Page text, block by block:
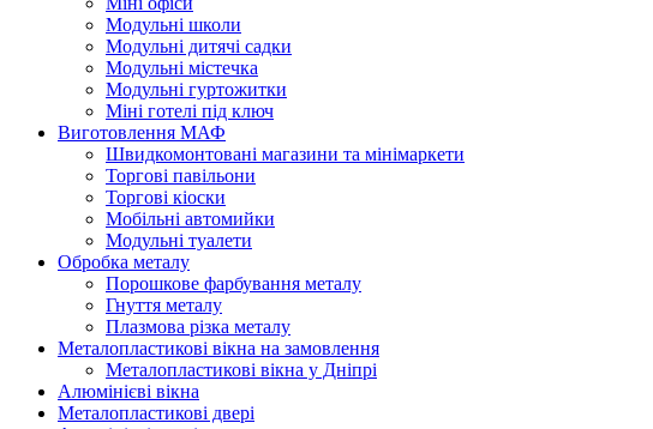
Модульні школи
Модульні дитячі садки
Модульні містечка
Модульні гуртожитки
Міні готелі під ключ
Виготовлення МАФ
Швидкомонтовані магазини та мінімаркети
Торгові павільони
Торгові кіоски
Мобільні автомийки
Модульні туалети
Обробка металу
Порошкове фарбування металу
Гнуття металу
Плазмова різка металу
Металопластикові вікна на замовлення
Металопластикові вікна у Дніпрі
Алюмінієві вікна
Металопластикові двері